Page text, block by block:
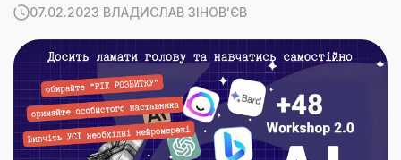
07.02.2023 ВЛАДИСЛАВ ЗІНОВ'ЄВ